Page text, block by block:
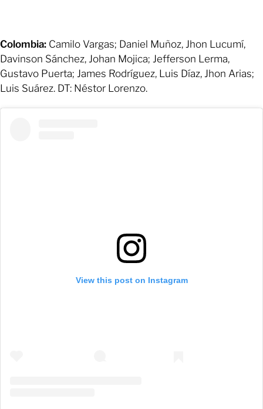
Colombia: Camilo Vargas; Daniel Muñoz, Jhon Lucumí,
Davinson Sánchez, Johan Mojica; Jefferson Lerma,
Gustavo Puerta; James Rodríguez, Luis Díaz, Jhon Arias;
Luis Suárez. DT: Néstor Lorenzo.
View this post on Instagram